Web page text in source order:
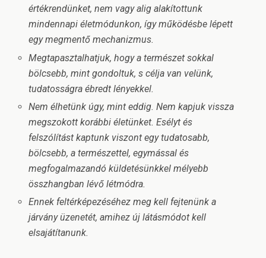
értékrendünket, nem vagy alig alakítottunk
mindennapi életmódunkon, így működésbe lépett
egy megmentő mechanizmus.
Megtapasztalhatjuk, hogy a természet sokkal
bölcsebb, mint gondoltuk, s célja van velünk,
tudatosságra ébredt lényekkel.
Nem élhetünk úgy, mint eddig. Nem kapjuk vissza
megszokott korábbi életünket. Esélyt és
felszólítást kaptunk viszont egy tudatosabb,
bölcsebb, a természettel, egymással és
megfogalmazandó küldetésünkkel mélyebb
összhangban lévő létmódra.
Ennek feltérképezéséhez meg kell fejtenünk a
járvány üzenetét, amihez új látásmódot kell
elsajátítanunk.